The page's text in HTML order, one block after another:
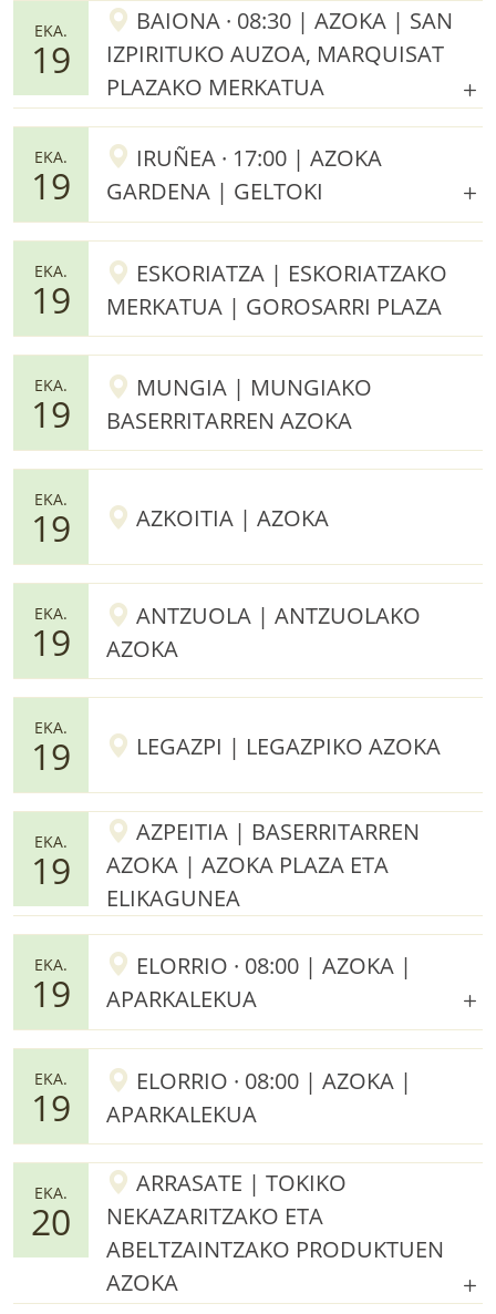
EKA.
19
BAIONA · 08:30 | AZOKA | SAN
IZPIRITUKO AUZOA, MARQUISAT
PLAZAKO MERKATUA
EKA.
19
IRUÑEA · 17:00 | AZOKA
GARDENA | GELTOKI
EKA.
19
ESKORIATZA | ESKORIATZAKO
MERKATUA | GOROSARRI PLAZA
EKA.
19
MUNGIA | MUNGIAKO
BASERRITARREN AZOKA
EKA.
19 AZKOITIA | AZOKA
EKA.
19
ANTZUOLA | ANTZUOLAKO
AZOKA
EKA.
19 LEGAZPI | LEGAZPIKO AZOKA
EKA.
19
AZPEITIA | BASERRITARREN
AZOKA | AZOKA PLAZA ETA
ELIKAGUNEA
EKA.
19
ELORRIO · 08:00 | AZOKA |
APARKALEKUA
EKA.
19
ELORRIO · 08:00 | AZOKA |
APARKALEKUA
EKA.
20
ARRASATE | TOKIKO
NEKAZARITZAKO ETA
ABELTZAINTZAKO PRODUKTUEN
AZOKA